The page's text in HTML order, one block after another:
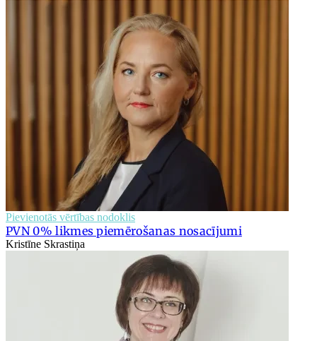
Pievienotās vērtības nodoklis
PVN 0% likmes piemērošanas nosacījumi
Kristīne Skrastiņa